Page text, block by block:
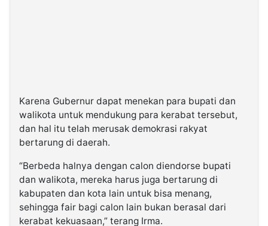
Karena Gubernur dapat menekan para bupati dan
walikota untuk mendukung para kerabat tersebut,
dan hal itu telah merusak demokrasi rakyat
bertarung di daerah.
“Berbeda halnya dengan calon diendorse bupati
dan walikota, mereka harus juga bertarung di
kabupaten dan kota lain untuk bisa menang,
sehingga fair bagi calon lain bukan berasal dari
kerabat kekuasaan,” terang Irma.